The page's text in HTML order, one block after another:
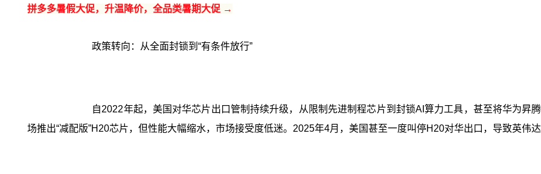
拼多多暑假大促，升温降价，全品类暑期大促 →
政策转向：从全面封锁到“有条件放行”
自2022年起，美国对华芯片出口管制持续升级，从限制先进制程芯片到封锁AI算力工具，甚至将华为昇
场推出“减配版”H20芯片，但性能大幅缩水，市场接受度低迷。2025年4月，美国甚至一度叫停H20对华出口，导致英伟